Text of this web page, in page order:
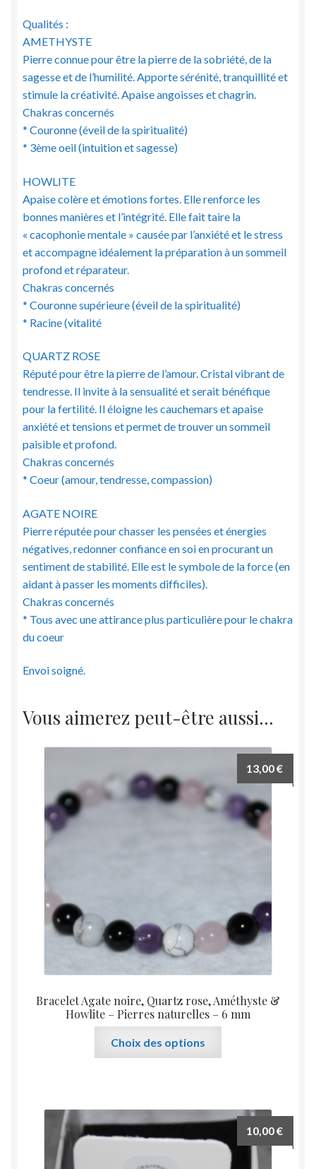
Qualités :
AMETHYSTE
Pierre connue pour être la pierre de la sobriété, de la
sagesse et de l’humilité. Apporte sérénité, tranquillité et
stimule la créativité. Apaise angoisses et chagrin.
Chakras concernés
* Couronne (éveil de la spiritualité)
* 3ème oeil (intuition et sagesse)
HOWLITE
Apaise colère et émotions fortes. Elle renforce les
bonnes manières et l’intégrité. Elle fait taire la
« cacophonie mentale » causée par l’anxiété et le stress
et accompagne idéalement la préparation à un sommeil
profond et réparateur.
Chakras concernés
* Couronne supérieure (éveil de la spiritualité)
* Racine (vitalité
QUARTZ ROSE
Réputé pour être la pierre de l’amour. Cristal vibrant de
tendresse. Il invite à la sensualité et serait bénéfique
pour la fertilité. Il éloigne les cauchemars et apaise
anxiété et tensions et permet de trouver un sommeil
paisible et profond.
Chakras concernés
* Coeur (amour, tendresse, compassion)
AGATE NOIRE
Pierre réputée pour chasser les pensées et énergies
négatives, redonner confiance en soi en procurant un
sentiment de stabilité. Elle est le symbole de la force (en
aidant à passer les moments difficiles).
Chakras concernés
* Tous avec une attirance plus particulière pour le chakra
du coeur
Envoi soigné.
Vous aimerez peut-être aussi…
Bracelet Agate noire, Quartz rose, Améthyste &
Howlite – Pierres naturelles – 6 mm
13,00€
Choix des options
Les
options
peuvent
10,00€